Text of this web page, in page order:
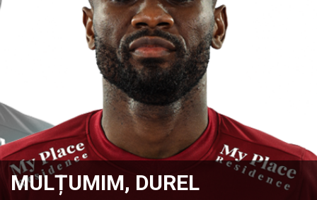
MULȚUMIM, DUREL